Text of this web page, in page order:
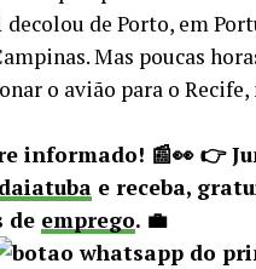
decolou de Porto, em
Mas poucas
o avião para o
informado! 📰👀 👉
e receba,
de emprego. 💼